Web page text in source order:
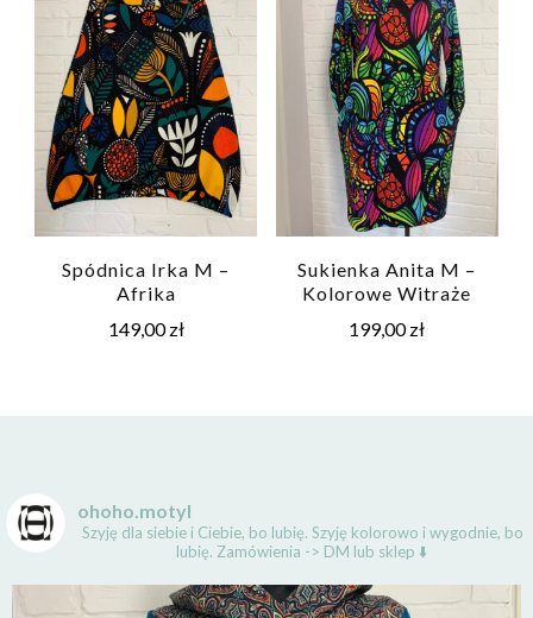
Spódnica Irka M –
Afrika
149,00zł
Sukienka Anita M –
Kolorowe Witraże
199,00zł
ohoho.motyl
Szyję dla siebie i Ciebie, bo lubię. Szyję kolorowo i wygodnie, bo
lubię. Zamówienia -> DM lub sklep ⬇️